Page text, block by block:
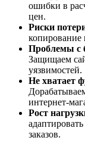
ошибки в
цен.
Риски
копирование
Проблемы с
Защищаем
уязвимостей.
Не хватает
интернет-
Рост
заказов.